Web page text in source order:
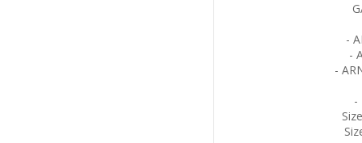
-
-
-
-